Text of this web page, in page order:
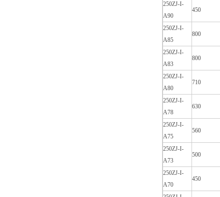
250ZJ-I-
A90
450
250ZJ-I-
A85
800
250ZJ-I-
A83
800
250ZJ-I-
A80
710
250ZJ-I-
A78
630
250ZJ-I-
A75
560
250ZJ-I-
A73
500
250ZJ-I-
A70
450